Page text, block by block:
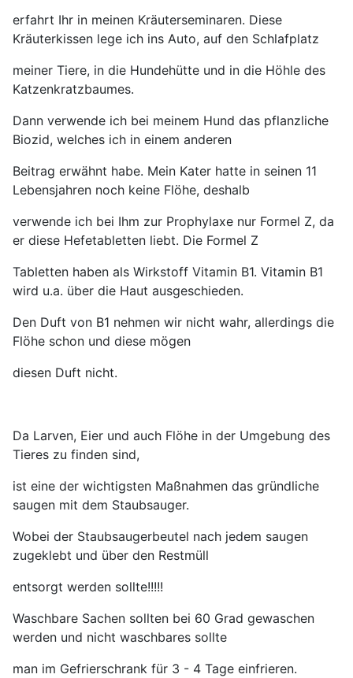
erfahrt Ihr in meinen Kräuterseminaren. Diese
Kräuterkissen lege ich ins Auto, auf den Schlafplatz
meiner Tiere, in die Hundehütte und in die Höhle des
Katzenkratzbaumes.
Dann verwende ich bei meinem Hund das pflanzliche
Biozid, welches ich in einem anderen
Beitrag erwähnt habe. Mein Kater hatte in seinen 11
Lebensjahren noch keine Flöhe, deshalb
verwende ich bei Ihm zur Prophylaxe nur Formel Z, da
er diese Hefetabletten liebt. Die Formel Z
Tabletten haben als Wirkstoff Vitamin B1. Vitamin B1
wird u.a. über die Haut ausgeschieden.
Den Duft von B1 nehmen wir nicht wahr, allerdings die
Flöhe schon und diese mögen
diesen Duft nicht.
Da Larven, Eier und auch Flöhe in der Umgebung des
Tieres zu finden sind,
ist eine der wichtigsten Maßnahmen das gründliche
saugen mit dem Staubsauger.
Wobei der Staubsaugerbeutel nach jedem saugen
zugeklebt und über den Restmüll
entsorgt werden sollte!!!!!
Waschbare Sachen sollten bei 60 Grad gewaschen
werden und nicht waschbares sollte
man im Gefrierschrank für 3 - 4 Tage einfrieren.